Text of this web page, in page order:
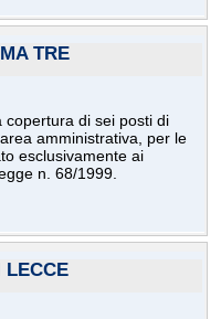
TRE
copertura di sei posti di
amministrativa, per le
esclusivamente ai
n. 68/1999.
LECCE